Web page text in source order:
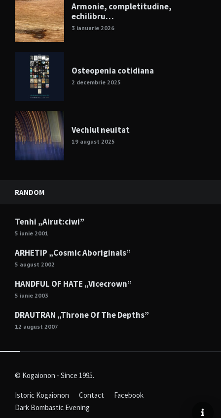
Armonie, completitudine,
echilibru…
3 ianuarie 2026
Osteopenia cotidiana
2 decembrie 2025
Vechiul neuitat
19 august 2025
RANDOM
Tenhi „Airut:ciwi”
5 iunie 2001
ARHETIP „Cosmic Aboriginals”
5 august 2002
HANDFUL OF HATE „Vicecrown”
5 iunie 2003
DRAUTRAN „Throne Of The Depths”
12 august 2007
© Kogaionon - Since 1995.
Istoric Kogaionon Contact
Facebook
Dark Bombastic Evening